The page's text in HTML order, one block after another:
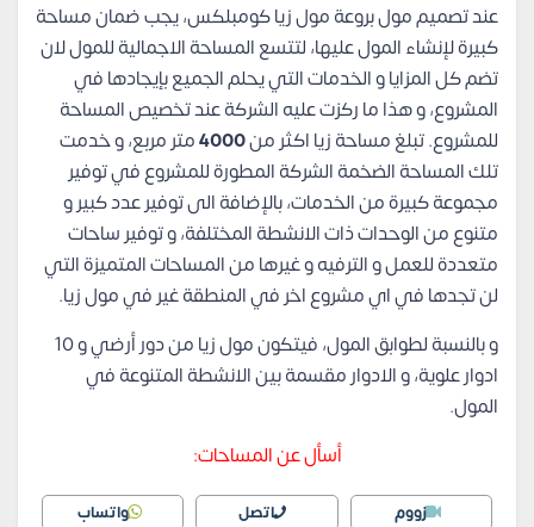
عند تصميم مول بروعة مول زيا كومبلكس، يجب ضمان مساحة
كبيرة لإنشاء المول عليها، لتتسع المساحة الاجمالية للمول لان
تضم كل المزايا و الخدمات التي يحلم الجميع بإيجادها في
المشروع، و هذا ما ركزت عليه الشركة عند تخصيص المساحة
للمشروع. تبلغ مساحة زيا اكثر من4000متر مربع، و خدمت
تلك المساحة الضخمة الشركة المطورة للمشروع في توفير
مجموعة كبيرة من الخدمات، بالإضافة الى توفير عدد كبير و
متنوع من الوحدات ذات الانشطة المختلفة، و توفير ساحات
متعددة للعمل و الترفيه و غيرها من المساحات المتميزة التي
لن تجدها في اي مشروع اخر في المنطقة غير في مول زيا.
و بالنسبة لطوابق المول، فيتكون مول زيا من دور أرضي و 10
ادوار علوية، و الادوار مقسمة بين الانشطة المتنوعة في
المول.
أسأل عن المساحات:
زووم اتصل واتساب